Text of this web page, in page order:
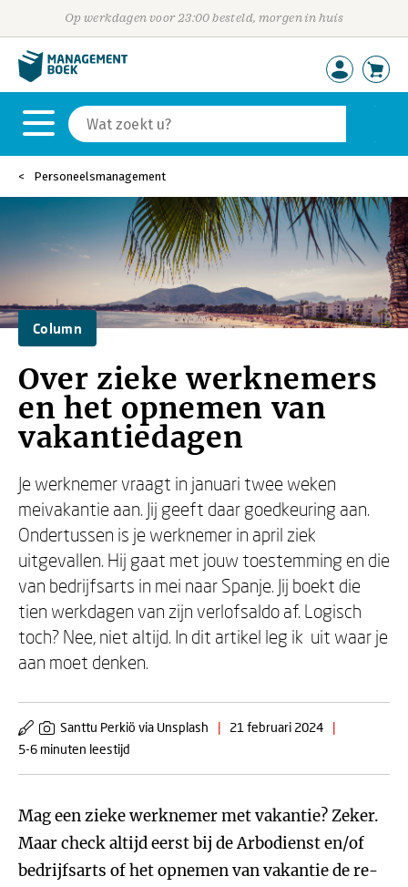
Op werkdagen voor 23:00 besteld, morgen in huis
Personeelsmanagement
Column
Over zieke werknemers
en het opnemen van
vakantiedagen
Je werknemer vraagt in januari twee weken
meivakantie aan. Jij geeft daar goedkeuring aan.
Ondertussen is je werknemer in april ziek
uitgevallen. Hij gaat met jouw toestemming en die
van bedrijfsarts in mei naar Spanje. Jij boekt die
tien werkdagen van zijn verlofsaldo af. Logisch
toch? Nee, niet altijd. In dit artikel leg ik uit waar je
aan moet denken.
Santtu Perkiö via Unsplash | 21 februari 2024
|
5-6 minuten leestijd
Mag een zieke werknemer met vakantie? Zeker.
Maar check altijd eerst bij de Arbodienst en/of
bedrijfsarts of het opnemen van vakantie de re-